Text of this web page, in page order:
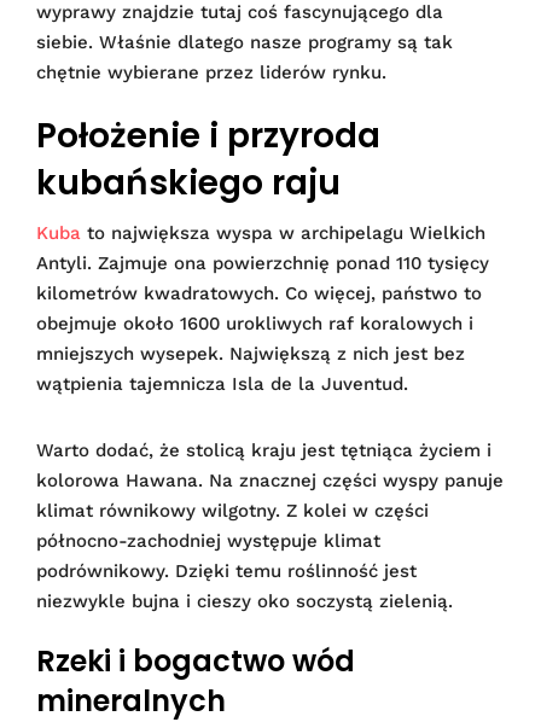
wyprawy znajdzie tutaj coś fascynującego dla
siebie. Właśnie dlatego nasze programy są tak
chętnie wybierane przez liderów rynku.
Położenie i przyroda
kubańskiego raju
Kuba to największa wyspa w archipelagu Wielkich
Antyli. Zajmuje ona powierzchnię ponad 110 tysięcy
kilometrów kwadratowych. Co więcej, państwo to
obejmuje około 1600 urokliwych raf koralowych i
mniejszych wysepek. Największą z nich jest bez
wątpienia tajemnicza Isla de la Juventud.
Warto dodać, że stolicą kraju jest tętniąca życiem i
kolorowa Hawana. Na znacznej części wyspy panuje
klimat równikowy wilgotny. Z kolei w części
północno-zachodniej występuje klimat
podrównikowy. Dzięki temu roślinność jest
niezwykle bujna i cieszy oko soczystą zielenią.
Rzeki i bogactwo wód
mineralnych